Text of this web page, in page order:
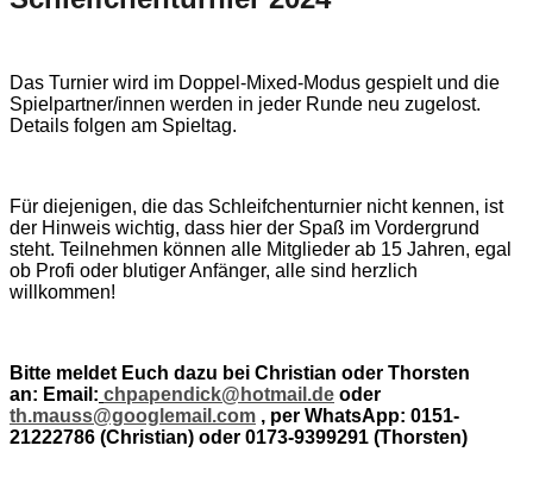
Das Turnier wird im Doppel-Mixed-Modus gespielt und die
Spielpartner/innen werden in jeder Runde neu zugelost.
Details folgen am Spieltag.
Für diejenigen, die das Schleifchenturnier nicht kennen, ist
der Hinweis wichtig, dass hier der Spaß im Vordergrund
steht. Teilnehmen können alle Mitglieder ab 15 Jahren, egal
ob Profi oder blutiger Anfänger, alle sind herzlich
willkommen!
Bitte meldet Euch dazu bei Christian oder Thorsten
an: Email: chpapendick@hotmail.de oder
th.mauss@googlemail.com , per WhatsApp: 0151-
21222786 (Christian) oder 0173-9399291 (Thorsten)